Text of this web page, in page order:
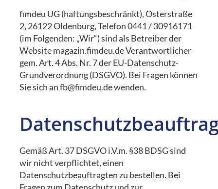
fimdeu UG (haftungsbeschränkt), Osterstraße
2, 26122 Oldenburg, Telefon 0441 / 30916171
(im Folgenden: „Wir“) sind als Betreiber der
Website magazin.fimdeu.de Verantwortlicher
gem. Art. 4 Abs. Nr. 7 der EU-Datenschutz-
Grundverordnung (DSGVO). Bei Fragen können
Sie sich an fb@fimdeu.de wenden.
Gemäß Art. 37 DSGVO i.V.m. §38 BDSG sind
wir nicht verpflichtet, einen
Datenschutzbeauftragten zu bestellen. Bei